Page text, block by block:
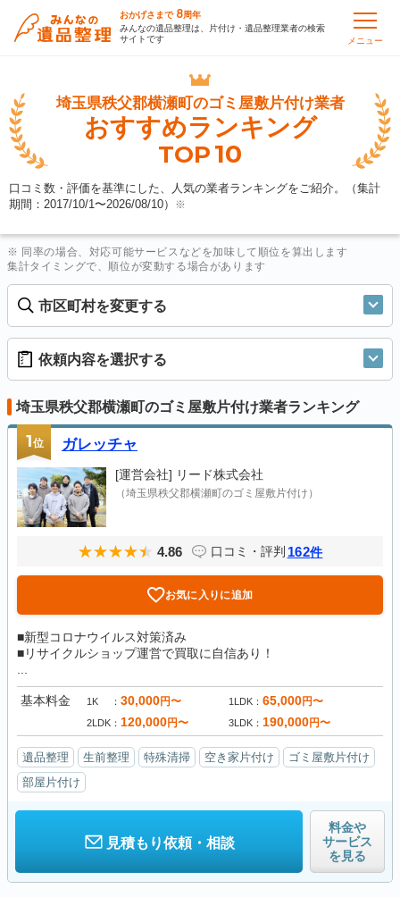
おかげさまで 8周年
みんなの遺品整理は、片付け・遺品整理業者の検索
サイトです
メニュー
埼玉県秩父郡横瀬町のゴミ屋敷片付け業者
おすすめランキング
TOP10
口コミ数・評価を基準にした、人気の業者ランキングをご紹介。（集計
期間：2017/10/1〜2026/08/10） ※
※ 同率の場合、対応可能サービスなどを加味して順位を算出します
集計タイミングで、順位が変動する場合があります
市区町村を変更する
依頼内容を選択する
埼玉県秩父郡横瀬町のゴミ屋敷片付け業者ランキング
1位 ガレッチャ
[運営会社] リード株式会社
（埼玉県秩父郡横瀬町のゴミ屋敷片付け）
4.86 口コミ・評判 162件
お気に入りに追加
■新型コロナウイルス対策済み
■リサイクルショップ運営で買取に自信あり！
基本料金 1K 30,000円〜 1LDK 65,000円〜
2LDK 120,000円〜 3LDK 190,000円〜
遺品整理 生前整理 特殊清掃 空き家片付け
ゴミ屋敷片付け
部屋片付け
見積もり依頼・相談
料金や
サービス
を見る